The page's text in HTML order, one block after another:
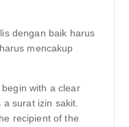
dengan baik harus
mencakup
with a clear
surat izin sakit.
recipient of the